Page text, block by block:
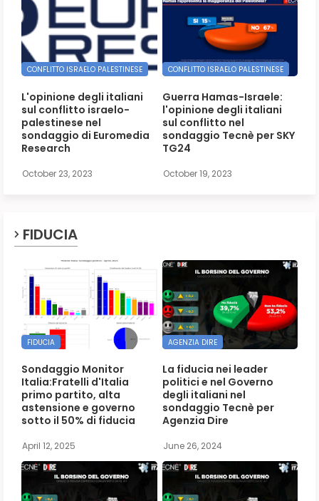
CONFLITTO ISRAELO PALESTINESE
L'opinione degli italiani
sul conflitto israelo-
palestinese nel
sondaggio di Euromedia
Research
October 23, 2023
CONFLITTO ISRAELO PALESTINESE
Guerra Hamas-Israele:
l'opinione degli italiani
sul conflitto nel
sondaggio Tecnè per SKY
TG24
October 19, 2023
FIDUCIA
FIDUCIA
Sondaggio Monitor
Italia:Fratelli d'Italia
primo partito, alta
astensione e governo
sotto il 50% di fiducia
April 12, 2025
AGENZIA DIRE
La fiducia nei leader
politici e nel Governo
degli italiani nel
sondaggio Tecnè per
Agenzia Dire
June 26, 2024